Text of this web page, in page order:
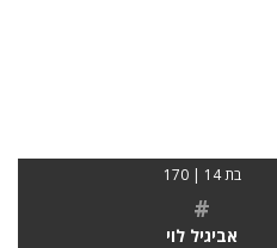
בת 14 | 170
#
אביגיל לוי